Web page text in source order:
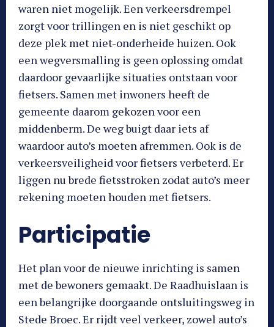
waren niet mogelijk. Een verkeersdrempel
zorgt voor trillingen en is niet geschikt op
deze plek met niet-onderheide huizen. Ook
een wegversmalling is geen oplossing omdat
daardoor gevaarlijke situaties ontstaan voor
fietsers. Samen met inwoners heeft de
gemeente daarom gekozen voor een
middenberm. De weg buigt daar iets af
waardoor auto’s moeten afremmen. Ook is de
verkeersveiligheid voor fietsers verbeterd. Er
liggen nu brede fietsstroken zodat auto’s meer
rekening moeten houden met fietsers.
Participatie
Het plan voor de nieuwe inrichting is samen
met de bewoners gemaakt. De Raadhuislaan is
een belangrijke doorgaande ontsluitingsweg in
Stede Broec. Er rijdt veel verkeer, zowel auto’s